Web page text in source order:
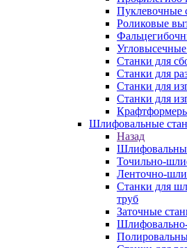
Пуклевочные
Роликовые
Станки для
Станки для
Станки для
Станки для
Шлифовальные
Назад
Точильно-
Ленточно-
Станки для
труб
Заточные